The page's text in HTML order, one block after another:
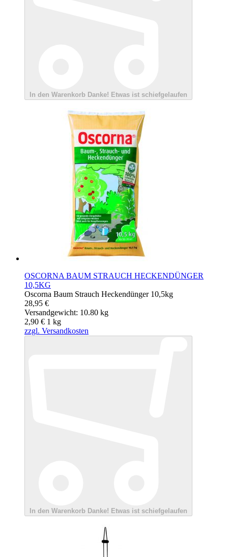
In den Warenkorb Danke! Etwas ist schiefgelaufen
OSCORNA BAUM STRAUCH HECKENDÜNGER
10,5KG
Oscorna Baum Strauch Heckendünger 10,5kg
28,95 €
Versandgewicht: 10.80 kg
2,90 € 1 kg
zzgl. Versandkosten
In den Warenkorb Danke! Etwas ist schiefgelaufen